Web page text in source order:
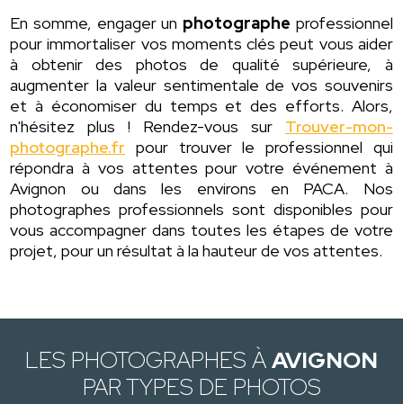
En somme, engager un photographe professionnel
pour immortaliser vos moments clés peut vous aider
à obtenir des photos de qualité supérieure, à
augmenter la valeur sentimentale de vos souvenirs
et à économiser du temps et des efforts. Alors,
n'hésitez plus ! Rendez-vous sur Trouver-mon-
photographe.fr pour trouver le professionnel qui
répondra à vos attentes pour votre événement à
Avignon ou dans les environs en PACA. Nos
photographes professionnels sont disponibles pour
vous accompagner dans toutes les étapes de votre
projet, pour un résultat à la hauteur de vos attentes.
LES PHOTOGRAPHES ÀAVIGNON
PAR TYPES DE PHOTOS